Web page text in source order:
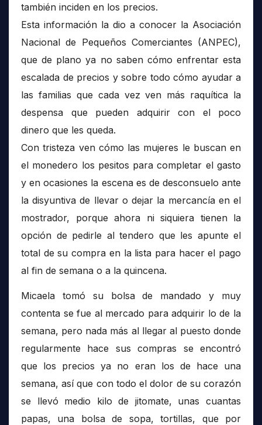
también inciden en los precios.
Esta información la dio a conocer la Asociación
Nacional de Pequeños Comerciantes (ANPEC),
que de plano ya no saben cómo enfrentar esta
escalada de precios y sobre todo cómo ayudar a
las familias que cada vez ven más raquítica la
despensa que pueden adquirir con el poco
dinero que les queda.
Con tristeza ven cómo las mujeres le buscan en
el monedero los pesitos para completar el gasto
y en ocasiones la escena es de desconsuelo ante
la disyuntiva de llevar o dejar la mercancía en el
mostrador, porque ahora ni siquiera tienen la
opción de pedirle al tendero que les apunte el
total de su compra en la lista para hacer el pago
al fin de semana o a la quincena.
Micaela tomó su bolsa de mandado y muy
contenta se fue al mercado para adquirir lo de la
semana, pero nada más al llegar al puesto donde
regularmente hace sus compras se encontró
que los precios ya no eran los de hace una
semana, así que con todo el dolor de su corazón
se llevó medio kilo de jitomate, unas cuantas
papas, una bolsa de sopa, tortillas, que por